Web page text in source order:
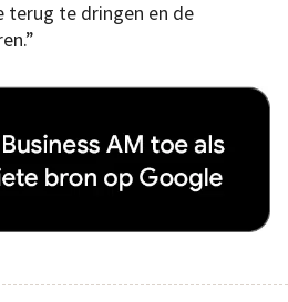
terug te dringen en de